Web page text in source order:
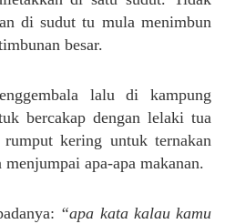
di sudut tu mula menimbun
besar.
lalu di kampung
bercakap dengan lelaki tua
kering untuk ternakan
apa-apa makanan.
“apa kata kalau kamu